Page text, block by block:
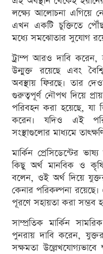
লক্ষ্যে আলোচনা এগিয়ে
এখন একটি চুক্তিতে
মধ্যে সমঝোতার সুযোগ
ট্রাম্প আরও দাবি করেন,
উন্মুক্ত রয়েছে এবং
অবস্থায় ফিরছে। তার
গুরুত্বপূর্ণ নৌপথ দিয়ে
পরিবহন করা হয়েছে, যা
করেন। যদিও এই
সংস্থাগুলোর মাধ্যমে
মার্কিন প্রেসিডেন্টের
কিছু অর্থ মানবিক ও
বলেন, ওই অর্থ দিয়ে
কেনার পরিকল্পনা রয়েছে।
পূরণে সহায়তা করা সম্ভব
সাম্প্রতিক মার্কিন
পুনরায় দাবি করেন,
সক্ষমতা উল্লেখযোগ্যভাবে